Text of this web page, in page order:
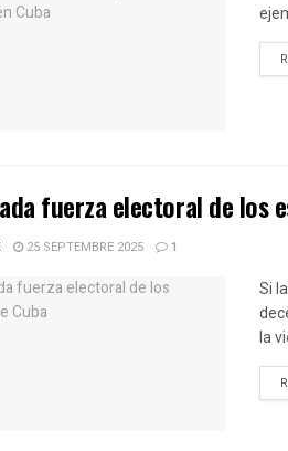
fuerza electoral de los
25 SEPTEMBRE 2025 1
Si
la